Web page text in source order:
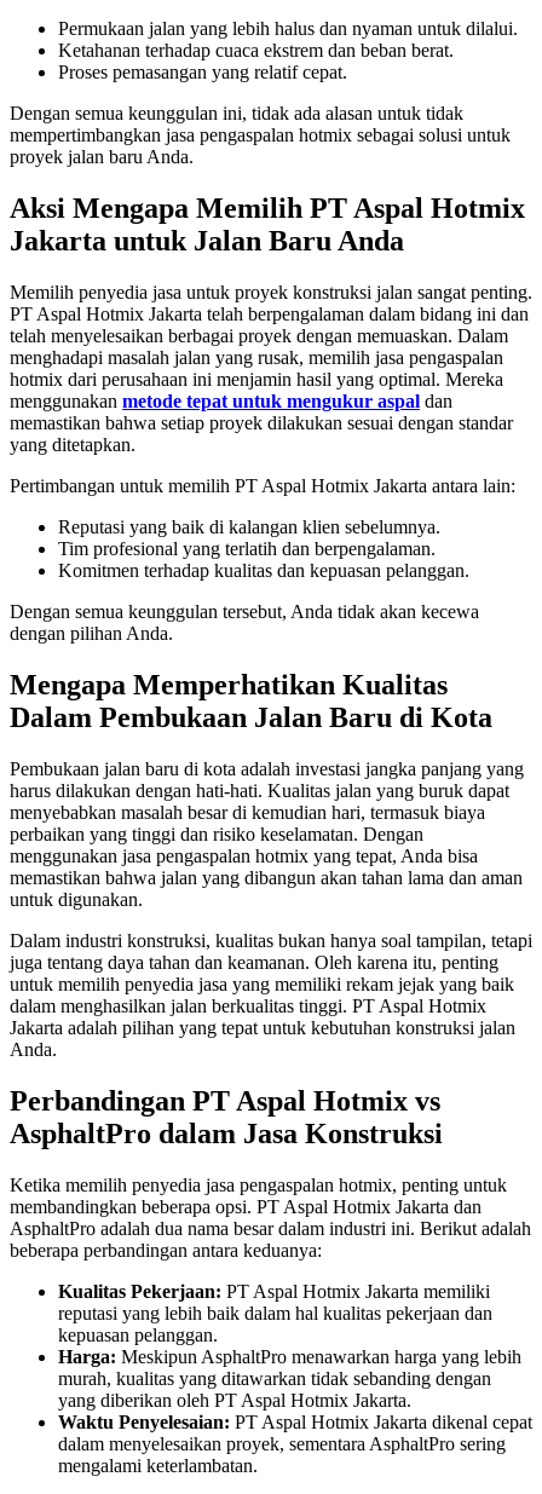
Permukaan jalan yang lebih halus dan nyaman untuk dilalui.
Ketahanan terhadap cuaca ekstrem dan beban berat.
Proses pemasangan yang relatif cepat.
Dengan semua keunggulan ini, tidak ada alasan untuk tidak
mempertimbangkan jasa pengaspalan hotmix sebagai solusi untuk
proyek jalan baru Anda.
Aksi Mengapa Memilih PT Aspal Hotmix
Jakarta untuk Jalan Baru Anda
Memilih penyedia jasa untuk proyek konstruksi jalan sangat penting.
PT Aspal Hotmix Jakarta telah berpengalaman dalam bidang ini dan
telah menyelesaikan berbagai proyek dengan memuaskan. Dalam
menghadapi masalah jalan yang rusak, memilih jasa pengaspalan
hotmix dari perusahaan ini menjamin hasil yang optimal. Mereka
menggunakan metode tepat untuk mengukur aspal dan
memastikan bahwa setiap proyek dilakukan sesuai dengan standar
yang ditetapkan.
Pertimbangan untuk memilih PT Aspal Hotmix Jakarta antara lain:
Reputasi yang baik di kalangan klien sebelumnya.
Tim profesional yang terlatih dan berpengalaman.
Komitmen terhadap kualitas dan kepuasan pelanggan.
Dengan semua keunggulan tersebut, Anda tidak akan kecewa
dengan pilihan Anda.
Mengapa Memperhatikan Kualitas
Dalam Pembukaan Jalan Baru di Kota
Pembukaan jalan baru di kota adalah investasi jangka panjang yang
harus dilakukan dengan hati-hati. Kualitas jalan yang buruk dapat
menyebabkan masalah besar di kemudian hari, termasuk biaya
perbaikan yang tinggi dan risiko keselamatan. Dengan
menggunakan jasa pengaspalan hotmix yang tepat, Anda bisa
memastikan bahwa jalan yang dibangun akan tahan lama dan aman
untuk digunakan.
Dalam industri konstruksi, kualitas bukan hanya soal tampilan, tetapi
juga tentang daya tahan dan keamanan. Oleh karena itu, penting
untuk memilih penyedia jasa yang memiliki rekam jejak yang baik
dalam menghasilkan jalan berkualitas tinggi. PT Aspal Hotmix
Jakarta adalah pilihan yang tepat untuk kebutuhan konstruksi jalan
Anda.
Perbandingan PT Aspal Hotmix vs
AsphaltPro dalam Jasa Konstruksi
Ketika memilih penyedia jasa pengaspalan hotmix, penting untuk
membandingkan beberapa opsi. PT Aspal Hotmix Jakarta dan
AsphaltPro adalah dua nama besar dalam industri ini. Berikut adalah
beberapa perbandingan antara keduanya:
Kualitas Pekerjaan: PT Aspal Hotmix Jakarta memiliki
reputasi yang lebih baik dalam hal kualitas pekerjaan dan
kepuasan pelanggan.
Harga: Meskipun AsphaltPro menawarkan harga yang lebih
murah, kualitas yang ditawarkan tidak sebanding dengan
yang diberikan oleh PT Aspal Hotmix Jakarta.
Waktu Penyelesaian: PT Aspal Hotmix Jakarta dikenal cepat
dalam menyelesaikan proyek, sementara AsphaltPro sering
mengalami keterlambatan.